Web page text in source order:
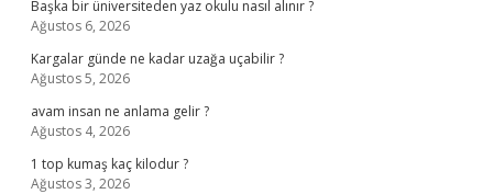
Başka bir üniversiteden yaz okulu nasıl alınır ?
Ağustos 6, 2026
Kargalar günde ne kadar uzağa uçabilir ?
Ağustos 5, 2026
avam insan ne anlama gelir ?
Ağustos 4, 2026
1 top kumaş kaç kilodur ?
Ağustos 3, 2026